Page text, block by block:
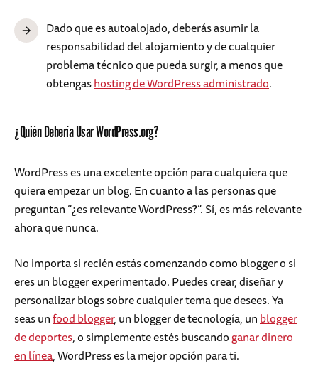
Dado que es autoalojado, deberás asumir la
responsabilidad del alojamiento y de cualquier
problema técnico que pueda surgir, a menos que
obtengashosting de WordPress administrado.
¿Quién Debería Usar WordPress.org?
WordPress es una excelente opción para cualquiera que
quiera empezar un blog. En cuanto a las personas que
preguntan “¿es relevante WordPress?”. Sí, es más relevante
ahora que nunca.
No importa si recién estás comenzando como blogger o si
eres un blogger experimentado. Puedes crear, diseñar y
personalizar blogs sobre cualquier tema que desees. Ya
seas unfood blogger, un blogger de tecnología, unblogger
de deportes, o simplemente estés buscandoganar dinero
en línea, WordPress es la mejor opción para ti.